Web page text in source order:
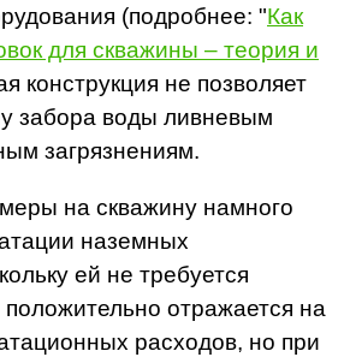
(подробнее: "Как
для скважины – теория и
конструкция не позволяет
забора воды ливневым
загрязнениям.
на скважину намного
наземных
ей не требуется
отражается на
расходов, но при